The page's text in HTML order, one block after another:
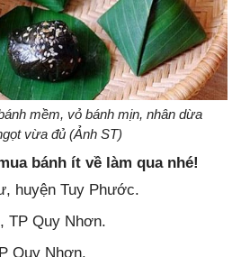
mềm, vỏ bánh mịn, nhân dừa
vừa đủ (Ảnh ST)
bánh ít về làm qua nhé!
huyện Tuy Phước.
TP Quy Nhơn.
Quy Nhơn.